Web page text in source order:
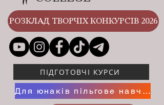
РОЗКЛАД ТВОРЧІХ КОНКУРСІВ 2026
ПІДГОТОВЧІ КУРСИ
Для юнаків пільгове навчання